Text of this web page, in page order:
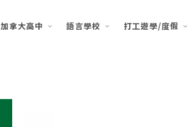
加拿大高中 語言學校 打工遊學/度假